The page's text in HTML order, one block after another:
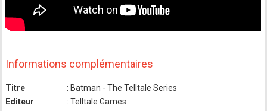
Informations complémentaires
Titre
: Batman - The Telltale Series
Editeur
: Telltale Games